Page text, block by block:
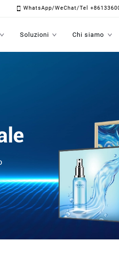
WhatsApp/WeChat/Tel
Soluzioni Chi siamo